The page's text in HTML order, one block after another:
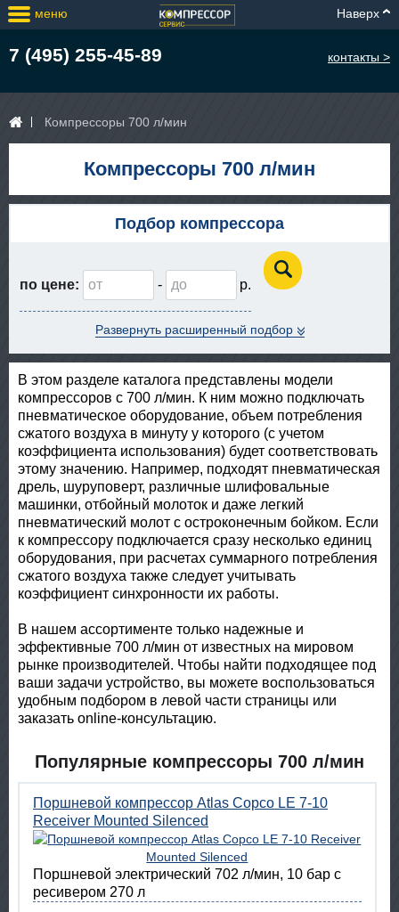
меню Наверх
7 (495) 255-45-89 контакты >
Компрессоры 700 л/мин
Компрессоры 700 л/мин
Подбор компрессора
по цене: -
Развернуть расширенный подбор
В этом разделе каталога представлены модели
компрессоров с 700 л/мин. К ним можно подключать
пневматическое оборудование, объем потребления
сжатого воздуха в минуту у которого (с учетом
коэффициента использования) будет соответствовать
этому значению. Например, подходят пневматическая
дрель, шуруповерт, различные шлифовальные
машинки, отбойный молоток и даже легкий
пневматический молот с остроконечным бойком. Если
к компрессору подключается сразу несколько единиц
оборудования, при расчетах суммарного потребления
сжатого воздуха также следует учитывать
коэффициент синхронности их работы.
В нашем ассортименте только надежные и
эффективные 700 л/мин от известных на мировом
рынке производителей. Чтобы найти подходящее под
ваши задачи устройство, вы можете воспользоваться
удобным подбором в левой части страницы или
заказать online-консультацию.
Популярные компрессоры 700 л/мин
Поршневой компрессор Atlas Copco LE 7-10
Receiver Mounted Silenced
Поршневой электрический 702 л/мин, 10 бар с
ресивером 270 л